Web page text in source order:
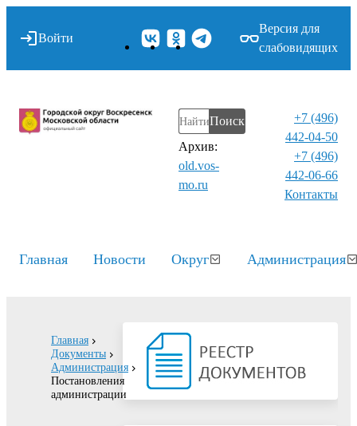
Войти
Версия для
слабовидящих
Поиск
Архив:
old.vos-
mo.ru
+7 (496)
442-04-50
+7 (496)
442-06-66
Контакты⁠
Главная Новости Округ Администрация
Главная
Документы
Администрация
Постановления
администрации